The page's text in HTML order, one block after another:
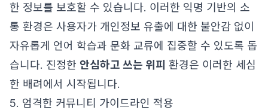
한 정보를 보호할 수 있습니다. 이러한 익명 기반의 소
통 환경은 사용자가 개인정보 유출에 대한 불안감 없이
자유롭게 언어 학습과 문화 교류에 집중할 수 있도록 돕
습니다. 진정한 안심하고 쓰는 위피 환경은 이러한 세심
한 배려에서 시작됩니다.
5. 엄격한 커뮤니티 가이드라인 적용